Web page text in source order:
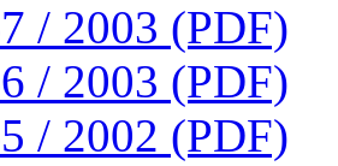
/ 2003 (PDF)
/ 2003 (PDF)
/ 2002 (PDF)